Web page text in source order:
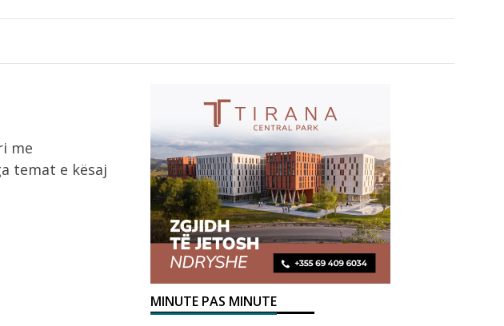
me
temat e kësaj
MINUTE PAS MINUTE